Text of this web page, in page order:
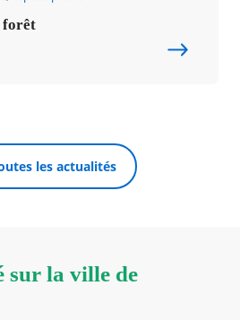
forêt
les actualités
sur la ville de